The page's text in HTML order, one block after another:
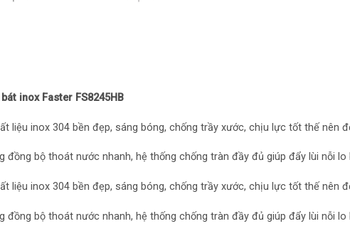
inox Faster FS8245HB
liệu inox 304 bền đẹp, sáng bóng, chống trầy xước, chịu lực tốt thế nên
đồng bộ thoát nước nhanh, hệ thống chống tràn đầy đủ giúp đẩy lùi nỗi
liệu inox 304 bền đẹp, sáng bóng, chống trầy xước, chịu lực tốt thế nên
đồng bộ thoát nước nhanh, hệ thống chống tràn đầy đủ giúp đẩy lùi nỗi